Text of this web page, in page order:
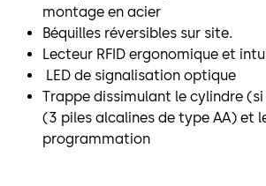
montage en acier
Béquilles réversibles sur site.
Lecteur RFID ergonomique et
LED de signalisation optique
Trappe dissimulant le cylindre
(3 piles alcalines de type AA) et
programmation